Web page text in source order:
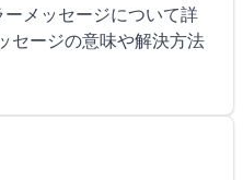
メッセージについて詳
セージの意味や解決方法